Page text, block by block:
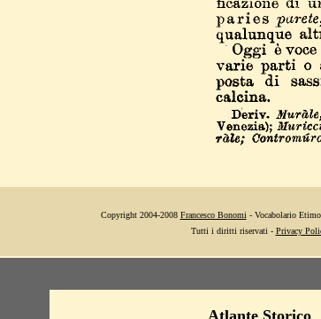
Copyright 2004-2008 Francesco Bonomi - Vocabolario
Tutti i diritti riservati - Privacy
Atlante Storico